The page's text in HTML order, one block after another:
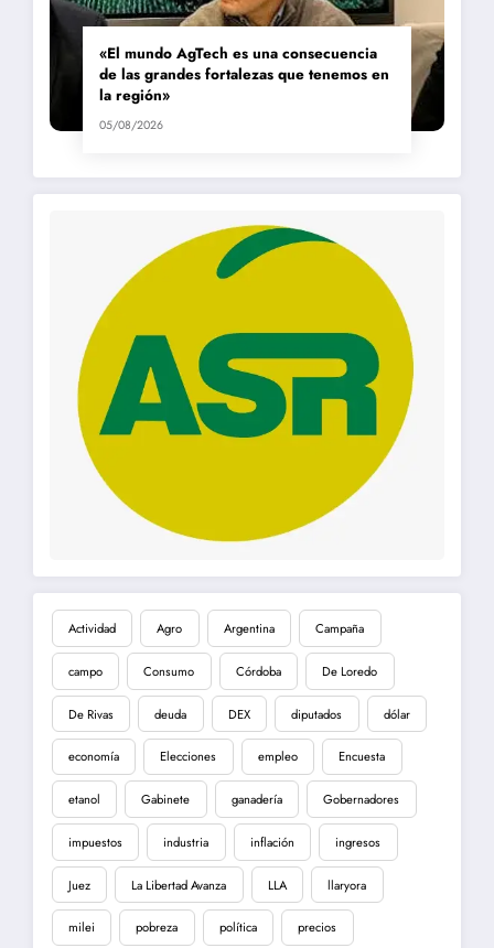
«El mundo AgTech es una consecuencia
de las grandes fortalezas que tenemos en
la región»
05/08/2026
Actividad Agro Argentina Campaña
campo Consumo Córdoba De Loredo
De Rivas deuda DEX diputados dólar
economía Elecciones empleo Encuesta
etanol Gabinete ganadería Gobernadores
impuestos industria inflación ingresos
Juez La Libertad Avanza LLA llaryora
milei pobreza política precios